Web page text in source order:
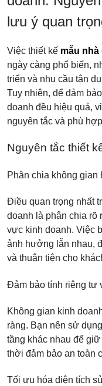
lưu ý quan
Việc thiết kế mẫu
ngày càng phổ biến,
triển và nhu cầu tận
Tuy nhiên, để đảm
doanh đều hiệu quả,
nguyên tắc và phù
Nguyên tắc thiết
Phân chia không gian
Điều quan trọng nhất
doanh là phân chia rõ
vực kinh doanh. Việc
ảnh hưởng lẫn nhau,
và thuận tiện cho
Đảm bảo tính riêng tư
Không gian kinh
ràng. Bạn nên sử
tầng khác nhau để
thời đảm bảo an toàn
Tối ưu hóa diện tích